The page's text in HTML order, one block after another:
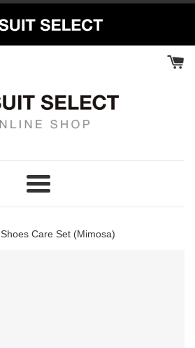
Menu
Shoes Care Set (Mimosa)